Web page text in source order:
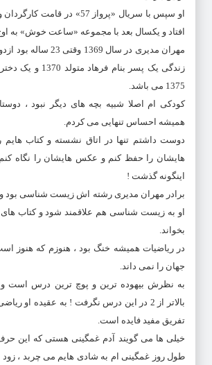
او سپس با سریال «پرواز 57» در
افتاد و یکسال بعد با مجموعه «ساعت خوش» به
مهران مدیری در سال 1369
زندگی یک پسر بنام
1375 می باشد.
کودکی ام اصلا شبیه بچه های دیگر نبود ،
همیشه احساس تنهایی می کردم.
دوست داشتم تنها در اتاق نشسته و کتاب هایم
هایشان را حفظ کنم و عکس هایشان را نگاه
اینگونه گذشت !
برادر مهران مدیری رشته اش زیست شناسی بود
او به زیست شناسی هم علاقمند شود و کتاب های
بخواند.
در ریاضیات همیشه خنگ بود ، هنوزم که هنوز
جهان را نمی داند.
به نظرش بیهوده ترین و پوچ ترین درس است
بالاتر از 2 در این درس نگرفت ! به عقیده او
تفریق مفید فایده است.
خیلی ها می گویند آدم غمگینی هستی که این
طول روز غمگینی ام به شادی هایم می چربد ،